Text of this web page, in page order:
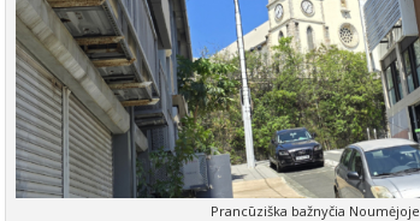
Prancūziška bažnyčia Noumėjoje